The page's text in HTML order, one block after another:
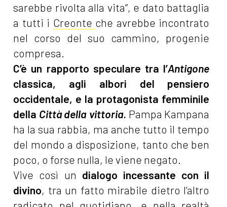
sarebbe rivolta alla vita”, e dato battaglia
a tutti i Creonte che avrebbe incontrato
nel corso del suo cammino, progenie
compresa.
C’è un rapporto speculare tra l’Antigone
classica, agli albori del pensiero
occidentale, e la protagonista femminile
della Città della vittoria. Pampa Kampana
ha la sua rabbia, ma anche tutto il tempo
del mondo a disposizione, tanto che ben
poco, o forse nulla, le viene negato.
Vive così un dialogo incessante con il
divino, tra un fatto mirabile dietro l’altro